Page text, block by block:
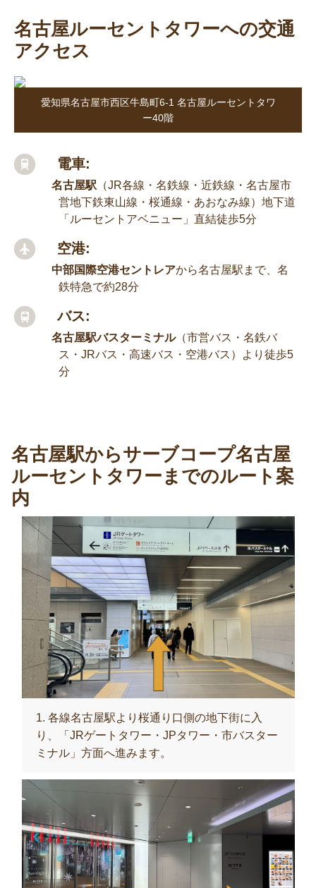
名古屋ルーセントタワーへの交通
アクセス
愛知県名古屋市西区牛島町6-1 名古屋ルーセントタワ
ー40階
電車:
名古屋駅 （JR各線・名鉄線・近鉄線・名古屋市
営地下鉄東山線・桜通線・あおなみ線）地下道
「ルーセントアベニュー」直結徒歩5分
空港:
中部国際空港セントレアから名古屋駅まで、名
鉄特急で約28分
バス:
名古屋駅バスターミナル（市営バス・名鉄バ
ス・JRバス・高速バス・空港バス）より徒歩5
分
名古屋駅からサーブコープ名古屋
ルーセントタワーまでのルート案
内
1. 各線名古屋駅より桜通り口側の地下街に入
り、「JRゲートタワー・JPタワー・市バスター
ミナル」方面へ進みます。